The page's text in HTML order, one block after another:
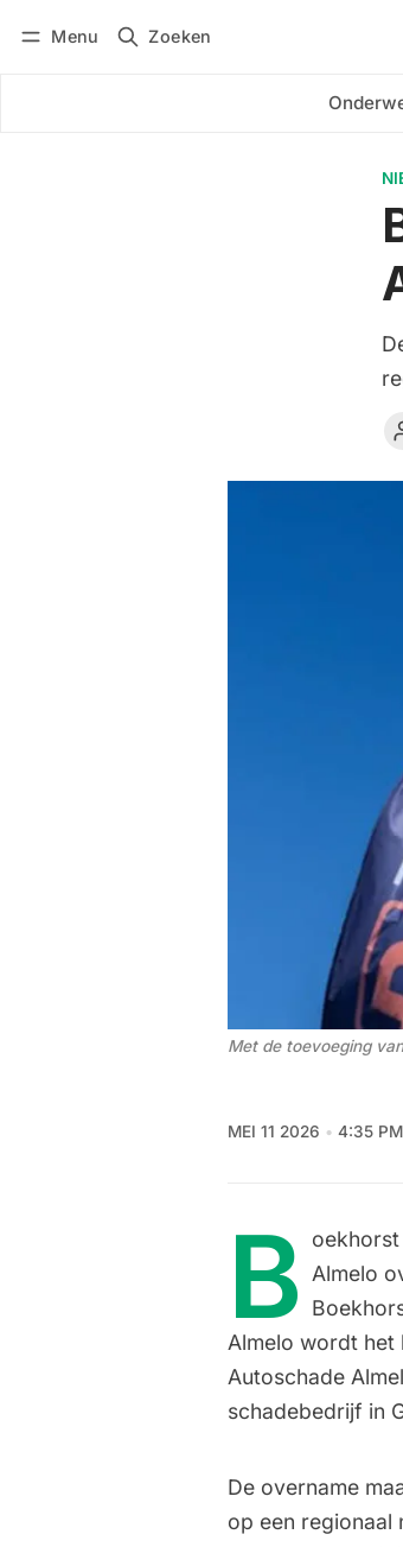
Menu Zoeken
Met de toevoeging
MEI 11 2026 4:35 PM
B
Almelo
Almelo wordt het
Autoschade
schadebedrijf in
De overname
op een regionaal